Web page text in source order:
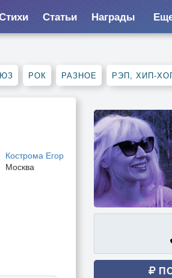
Статьи Награды
РОК РАЗНОЕ РЭП, ХИП-
Кострома Егор
Москва